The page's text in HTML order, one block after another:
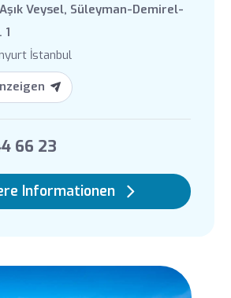
Veysel, Süleyman-Demirel-
1
İstanbul
66 23
Informationen